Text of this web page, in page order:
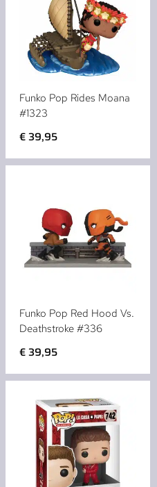
Funko Pop Rides Moana
#1323
€39,95
Funko Pop Red Hood Vs.
Deathstroke #336
€39,95